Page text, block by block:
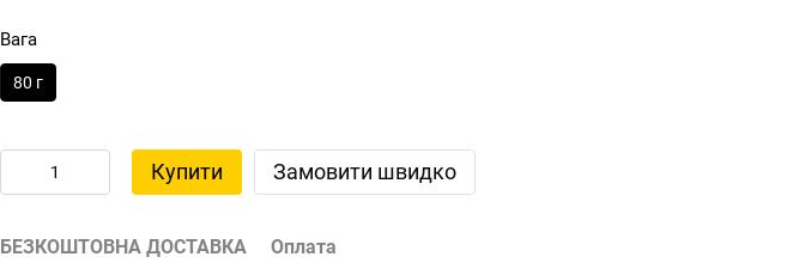
Вага
80 г
Купити Замовити швидко
БЕЗКОШТОВНА ДОСТАВКА Оплата